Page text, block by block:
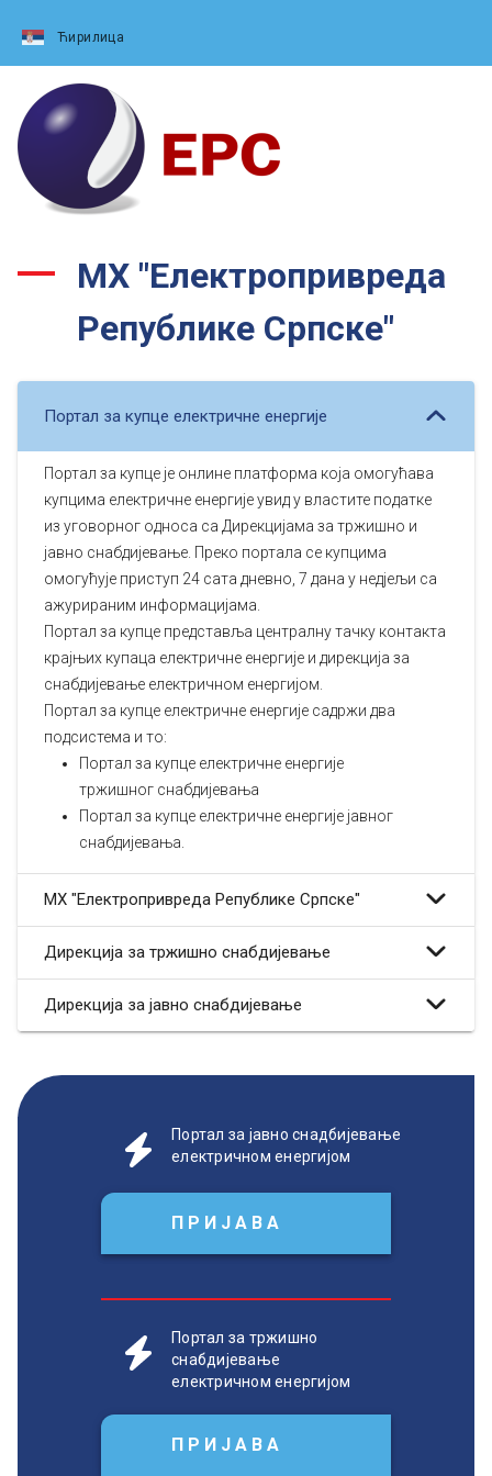
Ћирилица
МХ "Електропривреда
Републике Српске"
Портал за купце електричне енергије
Портал за купце је онлине платформа која омогућава
купцима електричне енергије увид у властите податке
из уговорног односа са Дирекцијама за тржишно и
јавно снабдијевање. Преко портала се купцима
омогућује приступ 24 сата дневно, 7 дана у недјељи са
ажурираним информацијама.
Портал за купце представља централну тачку контакта
крајњих купаца електричне енергије и дирекција за
снабдијевање електричном енергијом.
Портал за купце електричне енергије садржи два
подсистема и то:
Портал за купце електричне енергије
тржишног снабдијевања
Портал за купце електричне енергије јавног
снабдијевања.
МХ "Електропривреда Републике Српске"
Дирекција за тржишно снабдијевање
Дирекција за јавно снабдијевање
Портал за јавно снадбијевање
електричном енергијом
ПРИЈАВА
Портал за тржишно
снабдијевање
електричном енергијом
ПРИЈАВА